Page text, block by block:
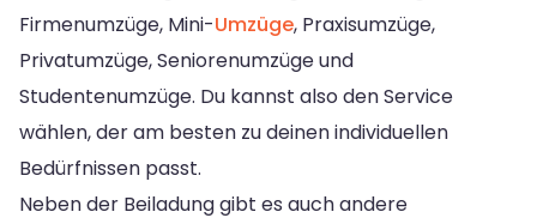
Firmenumzüge, Mini-Umzüge, Praxisumzüge,
Privatumzüge, Seniorenumzüge und
Studentenumzüge. Du kannst also den Service
wählen, der am besten zu deinen individuellen
Bedürfnissen passt.
Neben der Beiladung gibt es auch andere